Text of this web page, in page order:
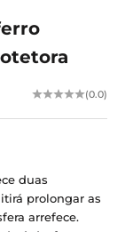
(0.0)
duas
prolongar as
arrefece.